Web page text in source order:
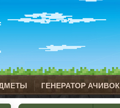
ГЕНЕРАТОР АЧИВОК